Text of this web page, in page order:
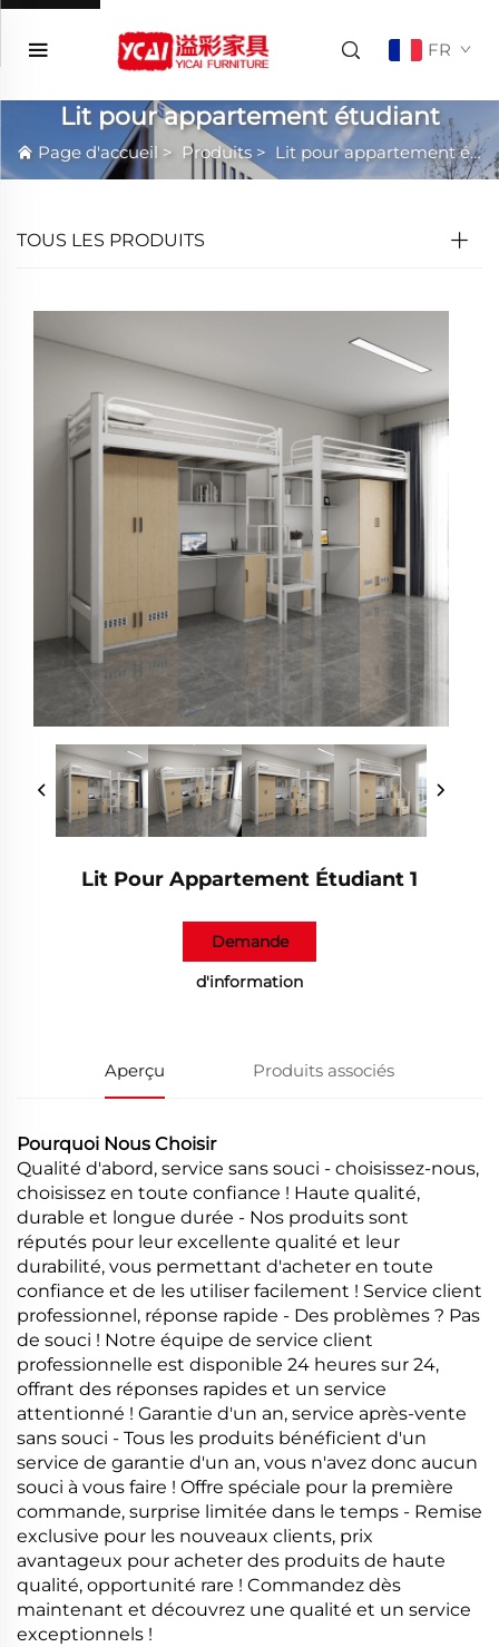
FR
Lit pour appartement étudiant
Page d'accueil > Produits > Lit pour appartement étudiant
TOUS LES PRODUITS
Lit Pour Appartement Étudiant 1
Demande
d'information
Aperçu Produits associés
Pourquoi Nous Choisir
Qualité d'abord, service sans souci - choisissez-nous,
choisissez en toute confiance ! Haute qualité,
durable et longue durée - Nos produits sont
réputés pour leur excellente qualité et leur
durabilité, vous permettant d'acheter en toute
confiance et de les utiliser facilement ! Service client
professionnel, réponse rapide - Des problèmes ? Pas
de souci ! Notre équipe de service client
professionnelle est disponible 24 heures sur 24,
offrant des réponses rapides et un service
attentionné ! Garantie d'un an, service après-vente
sans souci - Tous les produits bénéficient d'un
service de garantie d'un an, vous n'avez donc aucun
souci à vous faire ! Offre spéciale pour la première
commande, surprise limitée dans le temps - Remise
exclusive pour les nouveaux clients, prix
avantageux pour acheter des produits de haute
qualité, opportunité rare ! Commandez dès
maintenant et découvrez une qualité et un service
exceptionnels !